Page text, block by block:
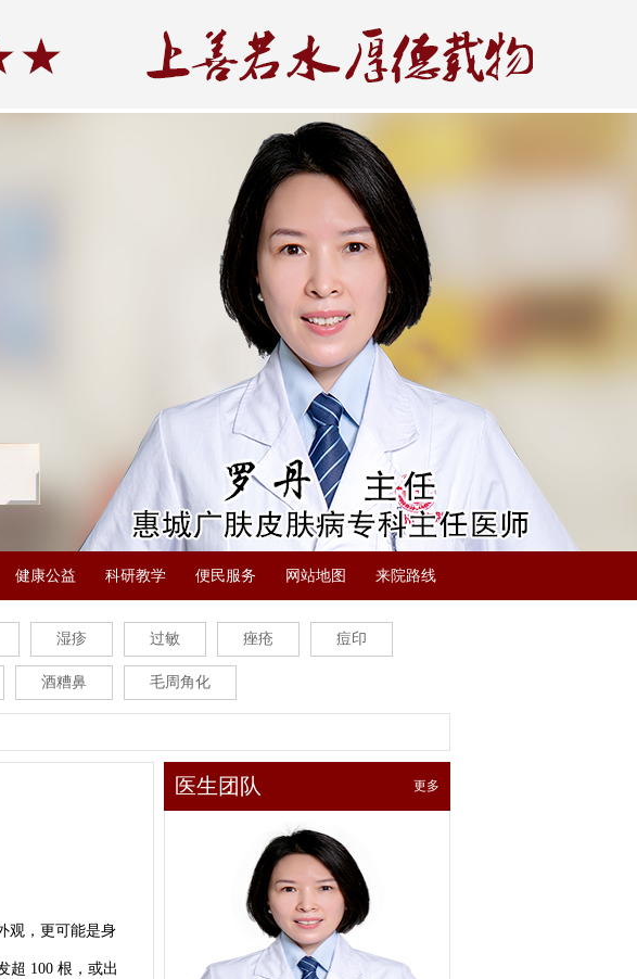
健康公益 科研教学 便民服务 网站地图 来院路线
湿疹 过敏 痤疮 痘印
酒糟鼻 毛周角化
观，更可能是身
超 100 根，或出
医生团队 更多